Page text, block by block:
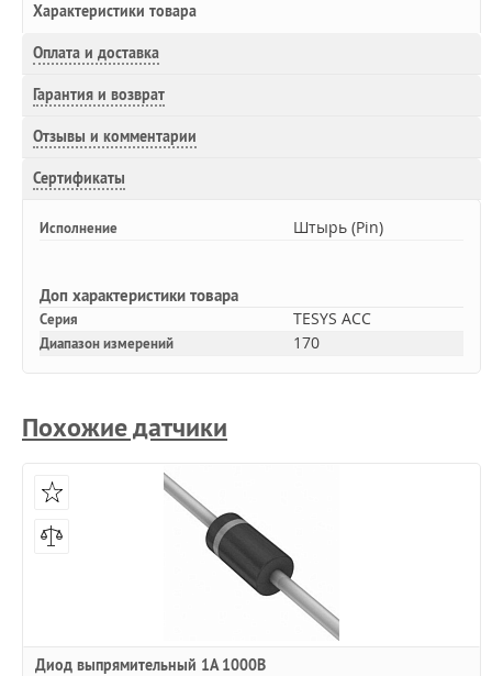
Характеристики товара
Оплата и доставка
Гарантия и возврат
Отзывы и комментарии
Сертификаты
Исполнение Штырь (Pin)
Доп характеристики товара
Серия TESYS ACC
Диапазон измерений 170
Похожие датчики
Диод выпрямительный 1А 1000В